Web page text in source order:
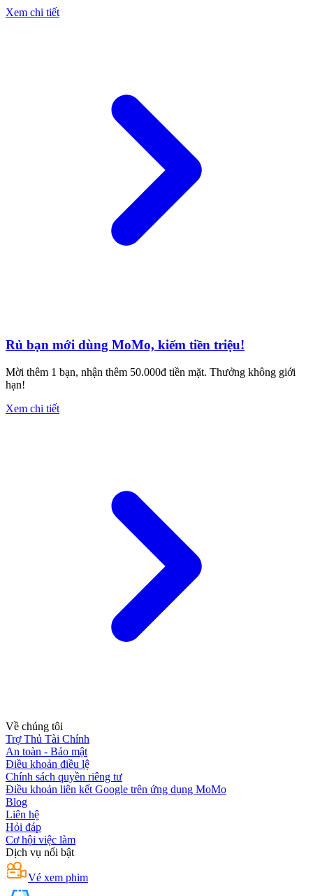
Xem chi tiết
Rủ bạn mới dùng MoMo, kiếm tiền triệu!
Mời thêm 1 bạn, nhận thêm 50.000đ tiền mặt. Thưởng không giới
hạn!
Xem chi tiết
Về chúng tôi
Trợ Thủ Tài Chính
An toàn - Bảo mật
Điều khoản điều lệ
Chính sách quyền riêng tư
Điều khoản liên kết Google trên ứng dụng MoMo
Blog
Liên hệ
Hỏi đáp
Cơ hội việc làm
Dịch vụ nổi bật
Vé xem phim